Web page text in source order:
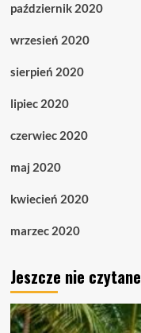
październik 2020
wrzesień 2020
sierpień 2020
lipiec 2020
czerwiec 2020
maj 2020
kwiecień 2020
marzec 2020
Jeszcze nie czytane